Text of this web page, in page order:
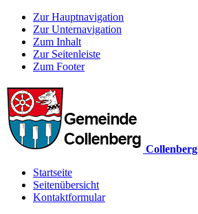
Zur Hauptnavigation
Zur Unternavigation
Zum Inhalt
Zur Seitenleiste
Zum Footer
Collenberg
Startseite
Seitenübersicht
Kontaktformular